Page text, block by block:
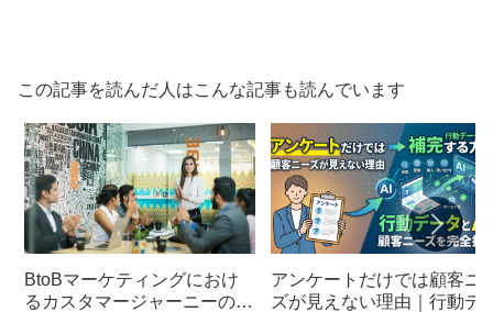
この記事を読んだ人はこんな記事も読んでいます
BtoBマーケティングにおけ
るカスタマージャーニーの作
アンケートだけでは顧客ニ
ズが見えない理由｜行動デ